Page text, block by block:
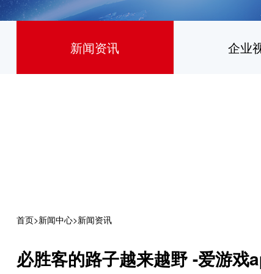
新闻资讯 企业
首页>新闻中心>新闻资讯
必胜客的路子越来越野 -爱游戏